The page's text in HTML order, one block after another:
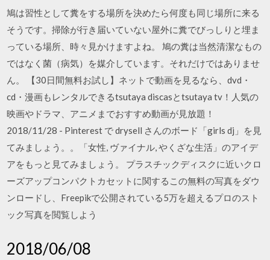
鳩は習性として糞をする場所を決めたら何度も同じ場所に来る
そうです。掃除が行き届いていない屋外に糞でびっしりと埋ま
っている場所、時々見かけますよね。 鳩の糞は当然清潔なもの
ではなく菌（病気）を媒介しています。それだけではありませ
ん。 【30日間無料お試し】ネットで動画を見るなら、dvd・
cd・漫画もレンタルできるtsutaya discasとtsutaya tv！人気の
映画やドラマ、アニメまでおすすめ動画が見放題！
2018/11/28 - Pinterest で drysell さんのボード「girls dj」を見
てみましょう。。「女性, ヴァイナル, やくざな生活」のアイデ
アをもっと見てみましょう。 プラスチックディスクに近いクロ
ーズアップコンパクトカセットに関するこの無料の写真をダウ
ンロードし、Freepikで公開されている5万を超えるプロのスト
ック写真を閲覧しよう
2018/06/08